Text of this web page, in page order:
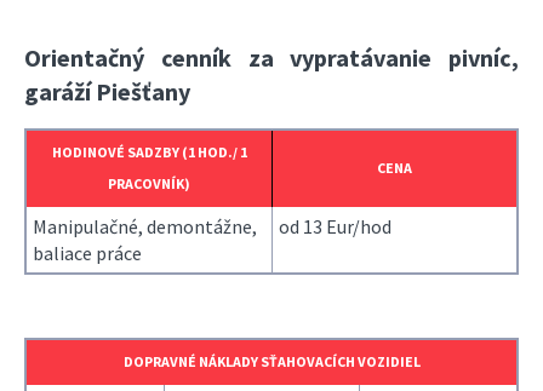
Orientačný cenník za vypratávanie pivníc,
garáží Piešťany
HODINOVÉ SADZBY (1 HOD./ 1
PRACOVNÍK)
CENA
Manipulačné, demontážne,
baliace práce
od 13 Eur/hod
DOPRAVNÉ NÁKLADY SŤAHOVACÍCH VOZIDIEL